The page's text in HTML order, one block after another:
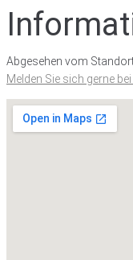
Abgesehen vom
Melden Sie sich gerne